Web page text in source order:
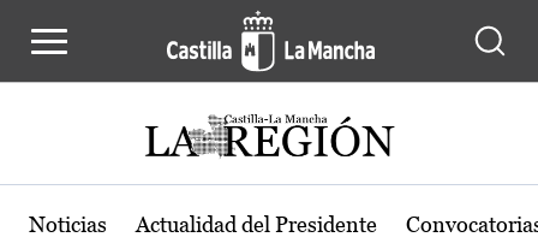
Actualidad de la región de Castilla-
Noticias Actualidad del Presidente